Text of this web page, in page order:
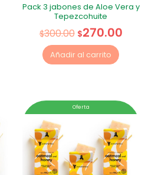
Pack 3 jabones de Aloe Vera y
Tepezcohuite
$300.00 $270.00
Añadir al carrito
Oferta